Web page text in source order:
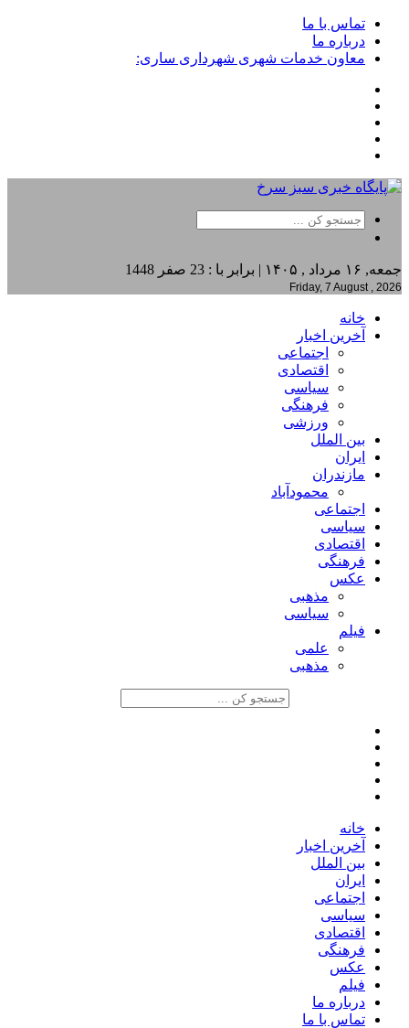
تماس با ما
درباره ما
معاون خدمات شهری شهرداری ساری:
جمعه, ۱۶ مرداد , ۱۴۰۵ | برابر با : 23 صفر 1448
Friday, 7 August , 2026
خانه
آخرین اخبار
اجتماعی
اقتصادی
سیاسی
فرهنگی
ورزشی
بین الملل
ایران
مازندران
محمودآباد
اجتماعی
سیاسی
اقتصادی
فرهنگی
عکس
مذهبی
سیاسی
فیلم
علمی
مذهبی
خانه
آخرین اخبار
بین الملل
ایران
اجتماعی
سیاسی
اقتصادی
فرهنگی
عکس
فیلم
درباره ما
تماس با ما